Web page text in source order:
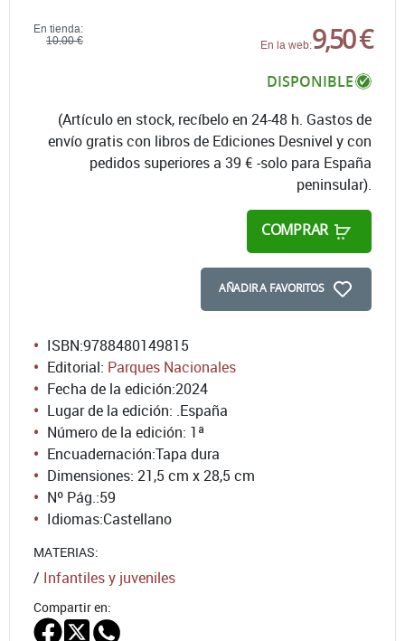
En tienda:
10,00 €
En la web:9,50 €
DISPONIBLE
(Artículo en stock, recíbelo en 24-48 h. Gastos de
envío gratis con libros de Ediciones Desnivel y con
pedidos superiores a 39 € -solo para España
peninsular).
COMPRAR
AÑADIR A FAVORITOS
ISBN:9788480149815
Editorial: Parques Nacionales
Fecha de la edición:2024
Lugar de la edición: .España
Número de la edición: 1ª
Encuadernación:Tapa dura
Dimensiones: 21,5 cm x 28,5 cm
Nº Pág.:59
Idiomas:Castellano
MATERIAS:
/ Infantiles y juveniles
Compartir en: